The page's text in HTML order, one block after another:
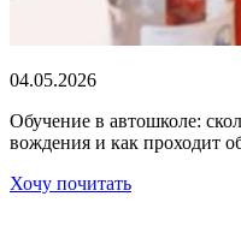
04.05.2026
Обучение в автошколе:
вождения и как проходит
Хочу почитать